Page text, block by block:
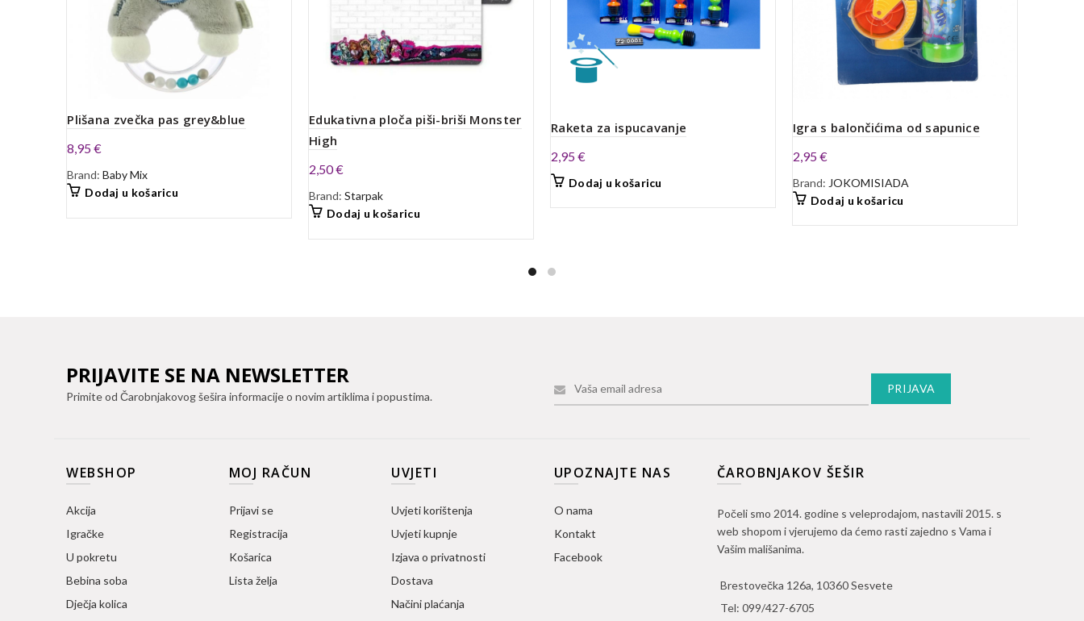
Plišana zvečka pas grey&blue
8,95€
Brand:Baby Mix
Dodaj u košaricu
Edukativna ploča piši-briši Monster
High
2,50€
Brand:Starpak
Dodaj u košaricu
Raketa za ispucavanje
2,95€
Dodaj u košaricu
Igra s balončićima od sapunice
2,95€
Brand: JOKOMISIADA
Dodaj u košaricu
PRIJAVITE SE NA NEWSLETTER
Primite od Čarobnjakovog šešira informacije o novim artiklima i popustima.
WEBSHOP
Akcija
Igračke
U pokretu
Bebina soba
Dječja kolica
MOJ RAČUN
Prijavi se
Registracija
Košarica
Lista želja
UVJETI
Uvjeti korištenja
Uvjeti kupnje
Izjava o privatnosti
Dostava
Načini plaćanja
UPOZNAJTE NAS
O nama
Kontakt
Facebook
ČAROBNJAKOV ŠEŠIR
Počeli smo 2014. godine s veleprodajom, nastavili 2015. s
web shopom i vjerujemo da ćemo rasti zajedno s Vama i
Vašim mališanima.
Brestovečka 126a, 10360 Sesvete
Tel: 099/427-6705